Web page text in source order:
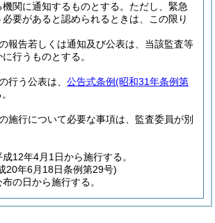
関に通知するものとする。 ただし、緊急
要があると認められるときは、この限り
報告若しくは通知及び公表は、当該監査等
行うものとする。
行う公表は、 公告式条例(昭和31年条例第
施行について必要な事項は、監査委員が別
12年4月1日から施行する。
20年6月18日条例第29号)
の日から施行する。